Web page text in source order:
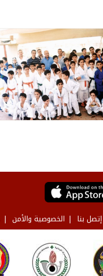
إتصل بنا الخصوصية والأمن